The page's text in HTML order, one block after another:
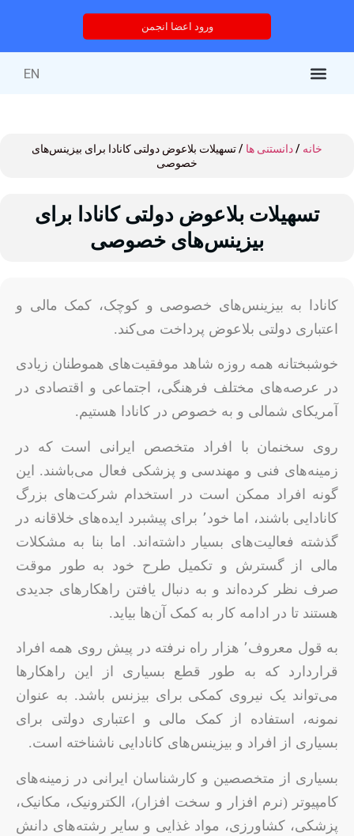
ورود اعضا انجمن
EN
خانه /دانستنی ها / تسهیلات بلاعوض دولتی کانادا برای بیزینس‌های
خصوصی
تسهیلات بلاعوض دولتی کانادا برای
بیزینس‌های خصوصی
کانادا به بیزینس‌های خصوصی و کوچک، کمک مالی و
اعتباری دولتی بلاعوض پرداخت می‌کند.
خوشبختانه همه روزه شاهد موفقیت‌های هموطنان زیادی
در عرصه‌های مختلف فرهنگی، اجتماعی و اقتصادی در
آمریکای شمالی و به خصوص در کانادا هستیم.
روی سخنمان با افراد متخصص ایرانی است که در
زمینه‌های فنی و مهندسی و پزشکی فعال می‌باشند. این
گونه افراد ممکن است در استخدام شرکت‌های بزرگ
کانادایی باشند، اما خود٬ برای پیشبرد ایده‌های خلاقانه در
گذشته فعالیت‌های بسیار داشته‌اند. اما بنا به مشکلات
مالی از گسترش و تکمیل طرح خود به طور موقت
صرف نظر کرده‌اند و به دنبال یافتن راهکارهای جدیدی
هستند تا در ادامه کار به کمک آن‌ها بیاید.
به قول معروف٬ هزار راه نرفته در پیش روی همه افراد
قراردارد که به طور قطع بسیاری از این راهکارها
می‌تواند یک نیروی کمکی برای بیزنس باشد. به عنوان
نمونه، استفاده از کمک مالی و اعتباری دولتی برای
بسیاری از افراد و بیزینس‌های کانادایی ناشناخته است.
بسیاری از متخصصین و کارشناسان ایرانی در زمینه‌های
کامپیوتر (نرم افزار و سخت افزار)، الکترونیک، مکانیک،
پزشکی، کشاورزی، مواد غذایی و سایر رشته‌های دانش